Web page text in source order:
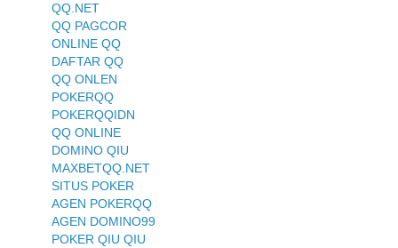
QQ.NET
QQ PAGCOR
ONLINE QQ
DAFTAR QQ
QQ ONLEN
POKERQQ
POKERQQIDN
QQ ONLINE
DOMINO QIU
MAXBETQQ.NET
SITUS POKER
AGEN POKERQQ
AGEN DOMINO99
POKER QIU QIU